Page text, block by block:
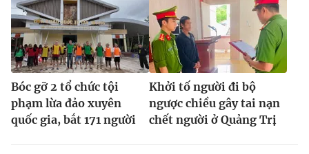
Bóc gỡ 2 tổ chức tội
phạm lừa đảo xuyên
quốc gia, bắt 171 người
Khởi tố người đi bộ
ngược chiều gây tai nạn
chết người ở Quảng Trị